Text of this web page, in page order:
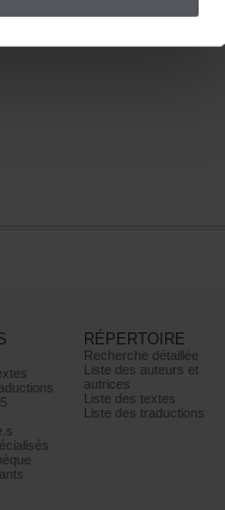
RÉPERTOIRE
Recherchedétaillée
Listedesauteurset
autrices
Listedestextes
Listedestraductions